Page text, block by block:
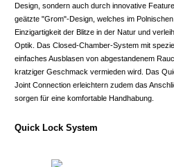
Design, sondern auch durch innovative
geätzte "Grom"-Design, welches im
Einzigartigkeit der Blitze in der Natur und
Optik. Das Closed-Chamber-System mit
einfaches Ausblasen von abgestandenem
kratziger Geschmack vermieden wird. Das
Joint Connection erleichtern zudem das
sorgen für eine komfortable Handhabung.
Quick Lock System